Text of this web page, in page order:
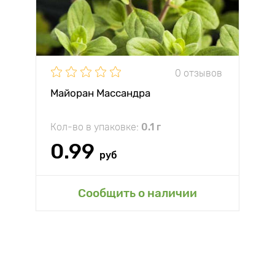
0 отзывов
Майоран Массандра
Кол-во в упаковке: 0.1 г
0.99 руб
Сообщить о наличии